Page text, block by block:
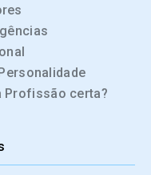
Profissão certa?